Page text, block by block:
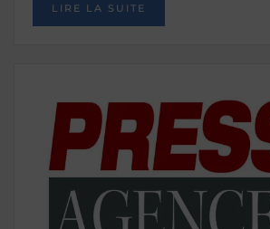
LIRE LA SUITE